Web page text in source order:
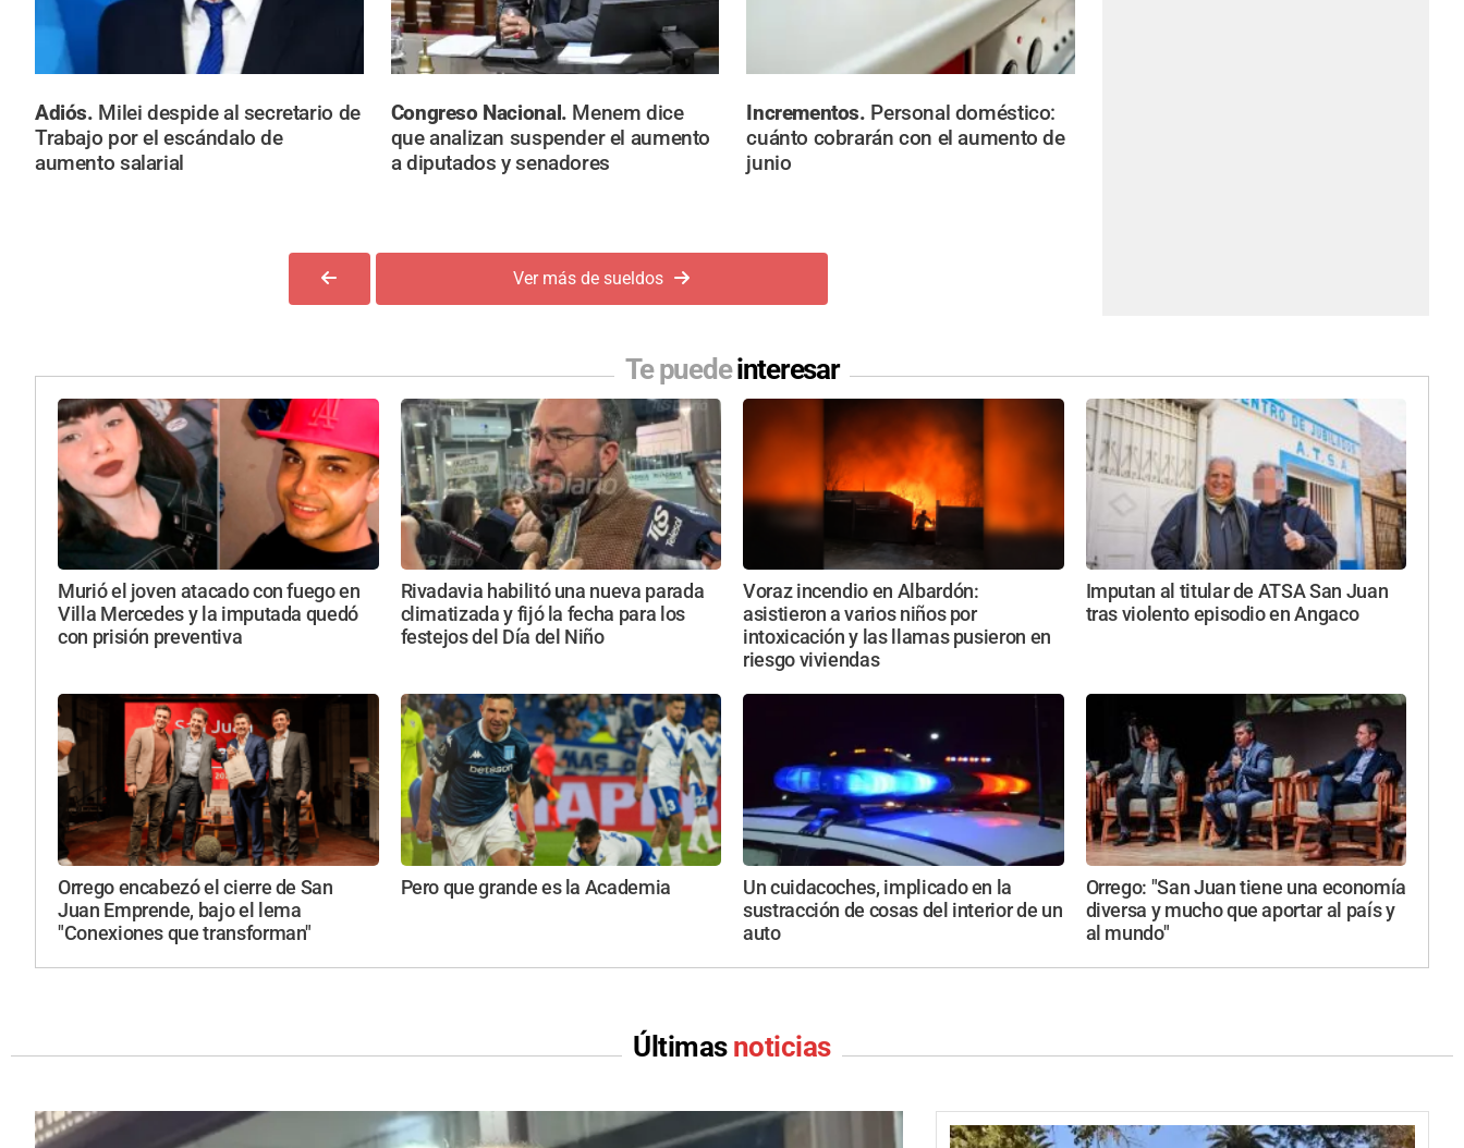
Adiós. Milei despide al secretario de
Trabajo por el escándalo de
aumento salarial
Congreso Nacional. Menem dice
que analizan suspender el aumento
a diputados y senadores
Incrementos. Personal doméstico:
cuánto cobrarán con el aumento de
junio
Ver más de sueldos
Te puedeinteresar
Murió el joven atacado con fuego en
Villa Mercedes y la imputada quedó
con prisión preventiva
Rivadavia habilitó una nueva parada
climatizada y fijó la fecha para los
festejos del Día del Niño
Voraz incendio en Albardón:
asistieron a varios niños por
intoxicación y las llamas pusieron en
riesgo viviendas
Imputan al titular de ATSA San Juan
tras violento episodio en Angaco
Orrego encabezó el cierre de San
Juan Emprende, bajo el lema
"Conexiones que transforman"
Pero que grande es la Academia
Un cuidacoches, implicado en la
sustracción de cosas del interior de un
auto
Orrego: "San Juan tiene una economía
diversa y mucho que aportar al país y
al mundo"
Últimas noticias